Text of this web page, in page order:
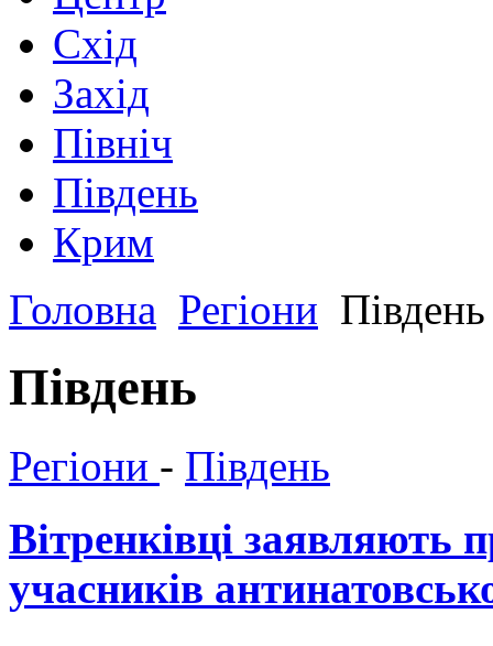
Схід
Захід
Північ
Південь
Крим
Головна Регіони Південь
Південь
Регіони - Південь
Вітренківці заявляють
учасників